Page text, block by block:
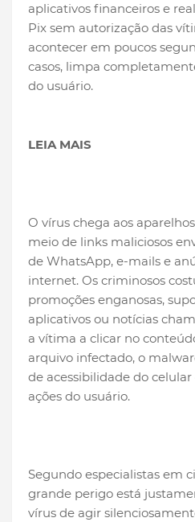
aplicativos financeiros e
Pix sem autorização das
acontecer em poucos
casos, limpa
do usuário.
LEIA MAIS
O vírus chega aos
meio de links maliciosos
de WhatsApp, e-mails e
internet. Os criminosos
promoções enganosas,
aplicativos ou notícias
a vítima a clicar no
arquivo infectado, o
de acessibilidade do
ações do usuário.
Segundo especialistas em
grande perigo está
vírus de agir